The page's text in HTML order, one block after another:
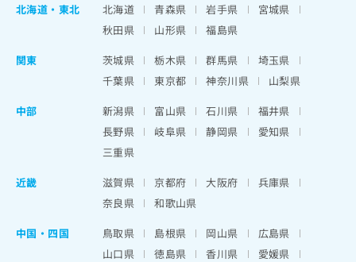
北海道 ・ 東北 北海道 青森県 岩手県
宮城県
秋田県
山形県
福島県
関東
茨城県 栃木県 群馬県
埼玉県
千葉県
東京都 神奈川県
山梨県
中部
新潟県 富山県 石川県
福井県
長野県
岐阜県 静岡県
愛知県
三重県
近畿
滋賀県 京都府 大阪府
兵庫県
奈良県
和歌山県
中国・四国
鳥取県 島根県 岡山県
広島県
山口県
徳島県 香川県
愛媛県